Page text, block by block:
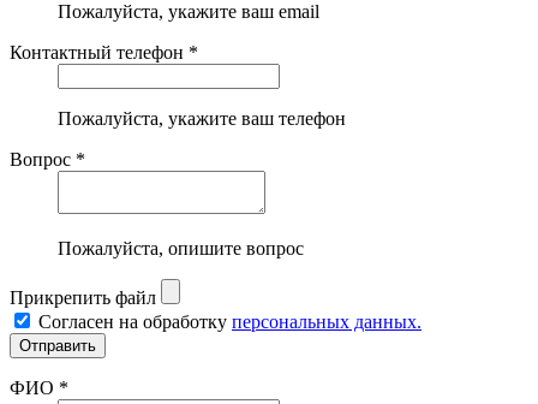
Пожалуйста, укажите ваш email
Контактный телефон *
Пожалуйста, укажите ваш телефон
Вопрос *
Пожалуйста, опишите вопрос
Прикрепить файл
Согласен на обработку персональных данных.
ФИО *